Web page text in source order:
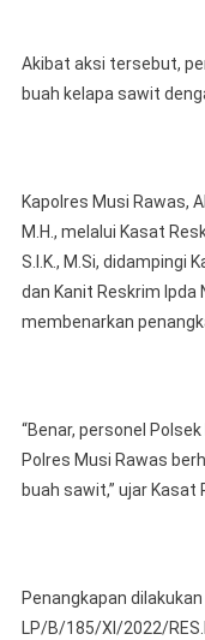
Akibat aksi tersebut,
buah kelapa sawit
Kapolres Musi Rawas,
M.H., melalui Kasat
S.I.K., M.Si, didampingi
dan Kanit Reskrim Ipda
membenarkan
“Benar, personel
Polres Musi Rawas
buah sawit,” ujar Kasat
Penangkapan
LP/B/185/XI/2022/